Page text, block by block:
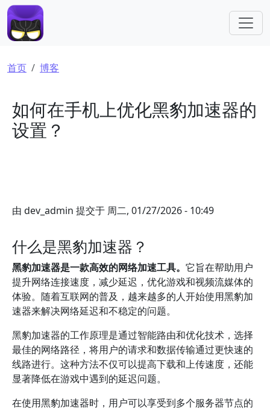
跳转到主要内容
面包屑
首页 博客
如何在手机上优化黑豹加速器的
设置？
由 dev_admin 提交于 周二, 01/27/2026 - 10:49
什么是黑豹加速器？
黑豹加速器是一款高效的网络加速工具。 它旨在帮助用户
提升网络连接速度，减少延迟，优化游戏和视频流媒体的
体验。随着互联网的普及，越来越多的人开始使用黑豹加
速器来解决网络延迟和不稳定的问题。
黑豹加速器的工作原理是通过智能路由和优化技术，选择
最佳的网络路径，将用户的请求和数据传输通过更快速的
线路进行。这种方法不仅可以提高下载和上传速度，还能
显著降低在游戏中遇到的延迟问题。
在使用黑豹加速器时，用户可以享受到多个服务器节点的